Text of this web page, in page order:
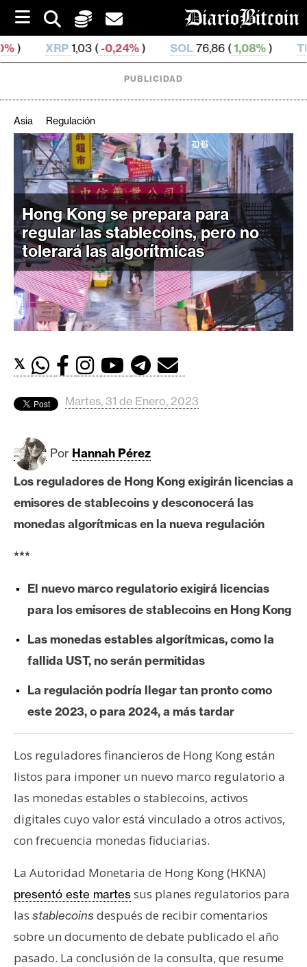
i
p
t
o
( -0,24%) SOL76,86 ( 1,08% ) TRX0,329 896 (
C
r
i
p
t
o
M
e
r
c
a
o
s
t
c
i
n
t
h
r
e
m
A
n
á
i
s
i
PUBLICIDAD
Asia Regulación
Hong Kong se prepara para
regular las stablecoins, pero no
tolerará las algorítmicas
𝕏
Martes, 31 de Enero, 2023
Por Hannah Pérez
Los reguladores de Hong Kong exigirán licencias a
emisores de stablecoins y desconocerá las
monedas algorítmicas en la nueva regulación
***
El nuevo marco regulatorio exigirá licencias
para los emisores de stablecoins en Hong Kong
Las monedas estables algorítmicas, como la
fallida UST, no serán permitidas
La regulación podría llegar tan pronto como
este 2023, o para 2024, a más tardar
Los reguladores financieros de Hong Kong están
listos para imponer un nuevo marco regulatorio a
las monedas estables o stablecoins, activos
digitales cuyo valor está vinculado a otros activos,
con frecuencia monedas fiduciarias.
La Autoridad Monetaria de Hong Kong (HKNA)
presentó este martessus planes regulatorios para
las stablecoins después de recibir comentarios
sobre un documento de debate publicado el año
pasado. La conclusión de la consulta, que resume